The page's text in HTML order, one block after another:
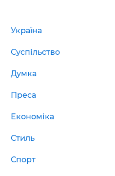
Україна
Суспільство
Думка
Преса
Економіка
Стиль
Спорт